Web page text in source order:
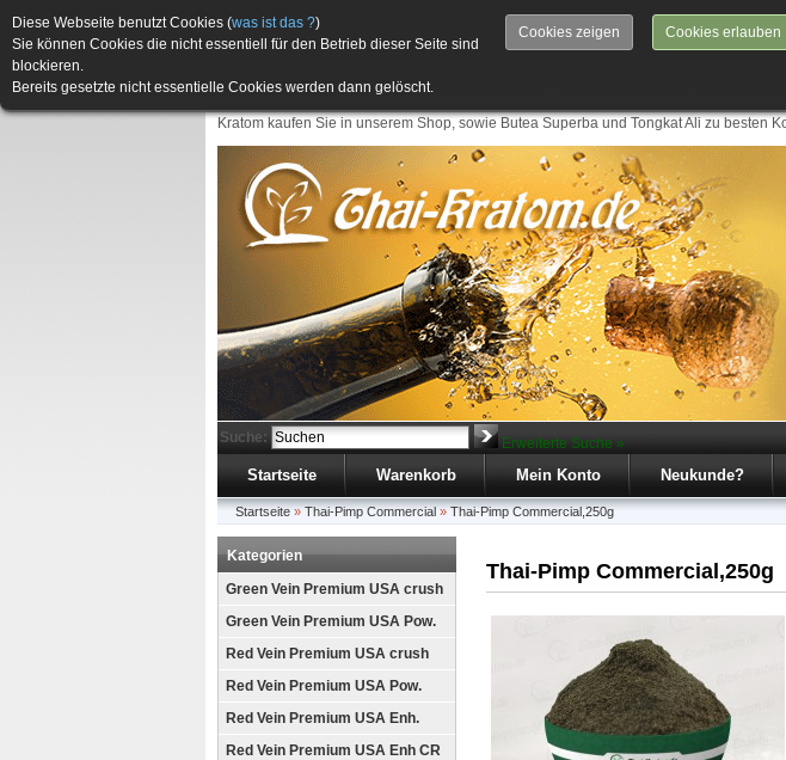
Diese Webseite benutzt Cookies (was ist das ?)
Sie können Cookies die nicht essentiell für den Betrieb dieser Seite sind
blockieren.
Bereits gesetzte nicht essentielle Cookies werden dann gelöscht.
Cookies zeigen Cookies erlauben
Kratom kaufen Sie in unserem Shop, sowie Butea Superba und Tongkat Ali zu besten
Suche: Erweiterte Suche »
Startseite Warenkorb Mein Konto Neukunde?
Startseite » Thai-Pimp Commercial » Thai-Pimp Commercial,250g
Kategorien
Green Vein Premium USA crush
Green Vein Premium USA Pow.
Red Vein Premium USA crush
Red Vein Premium USA Pow.
Red Vein Premium USA Enh.
Red Vein Premium USA Enh CR
Thai-Pimp Commercial,250g